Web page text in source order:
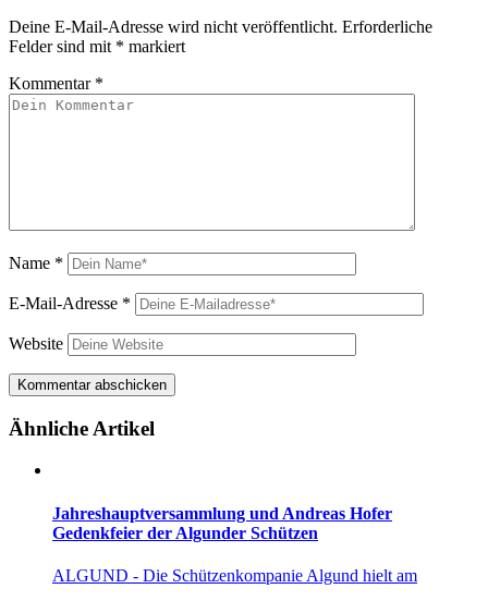
Deine E-Mail-Adresse wird nicht veröffentlicht. Erforderliche
Felder sind mit * markiert
Kommentar *
Name *
E-Mail-Adresse *
Website
Ähnliche Artikel
Jahreshauptversammlung und Andreas Hofer
Gedenkfeier der Algunder Schützen
ALGUND - Die Schützenkompanie Algund hielt am